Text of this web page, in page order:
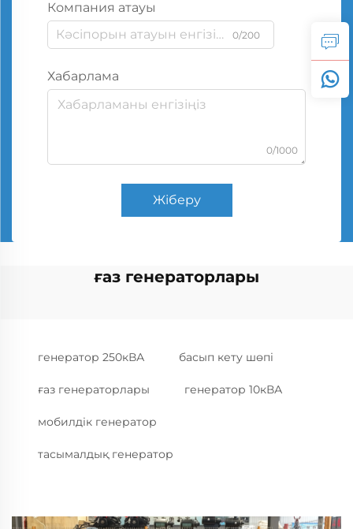
Компания атауы
0/200
Хабарлама
0/1000
Жіберу
ғаз генераторлары
генератор 250кВА басып кету шөпі
ғаз генераторлары генератор 10кВА
мобилдік генератор
тасымалдық генератор